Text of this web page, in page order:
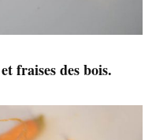
fraises des bois.